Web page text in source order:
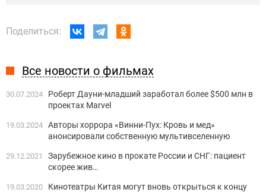
Поделиться:
Все новости о фильмах
30.07.2024
Роберт Дауни-младший заработал более $500 млн в
проектах Marvel
19.03.2024 Авторы хоррора «Винни-Пух: Кровь и мед»
анонсировали собственную мультивселенную
29.12.2021
Зарубежное кино в прокате России и СНГ: пациент
скорее жив…
19.03.2020
Кинотеатры Китая могут вновь открыться к концу